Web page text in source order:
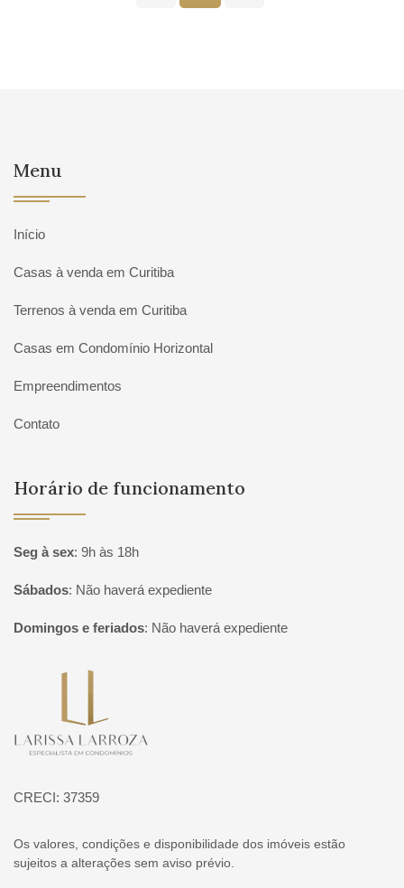
Menu
Início
Casas à venda em Curitiba
Terrenos à venda em Curitiba
Casas em Condomínio Horizontal
Empreendimentos
Contato
Horário de funcionamento
Seg à sex: 9h às 18h
Sábados: Não haverá expediente
Domingos e feriados: Não haverá expediente
CRECI: 37359
Os valores, condições e disponibilidade dos imóveis estão
sujeitos a alterações sem aviso prévio.